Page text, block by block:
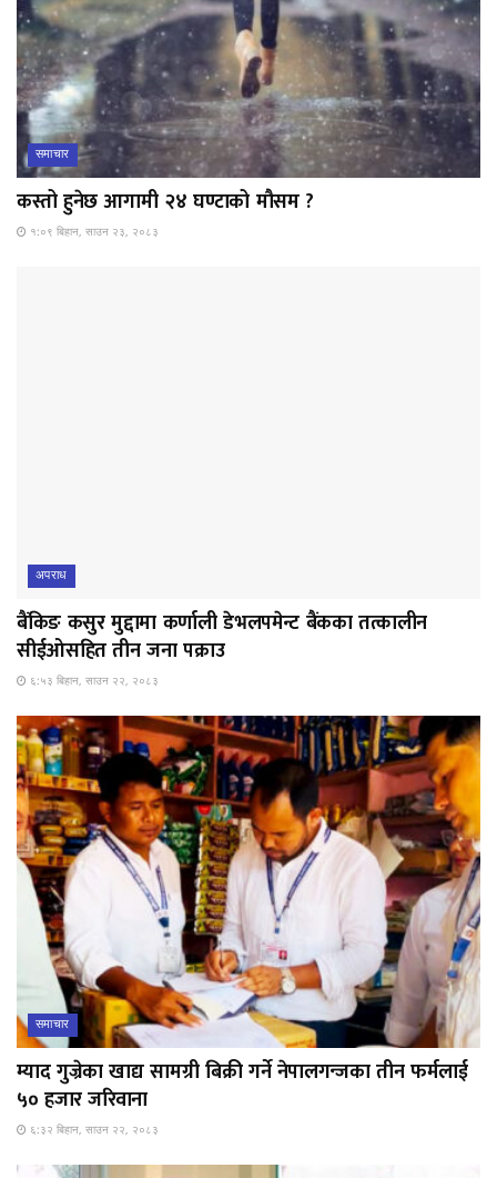
समाचार
कस्तो हुनेछ आगामी २४ घण्टाको मौसम ?
१:०९ बिहान, साउन २३, २०८३
अपराध
बैंकिङ कसुर मुद्दामा कर्णाली डेभलपमेन्ट बैंकका तत्कालीन
सीईओसहित तीन जना पक्राउ
६:५३ बिहान, साउन २२, २०८३
समाचार
म्याद गुज्रेका खाद्य सामग्री बिक्री गर्ने नेपालगन्जका तीन फर्मलाई
५० हजार जरिवाना
६:३२ बिहान, साउन २२, २०८३